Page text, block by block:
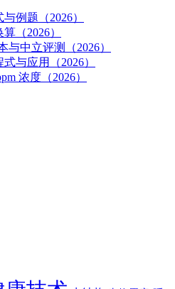
例题（2026）
（2026）
与中立评测（2026）
与应用（2026）
浓度（2026）